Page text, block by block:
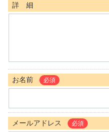
詳 細
お名前 必須
メールアドレス 必須